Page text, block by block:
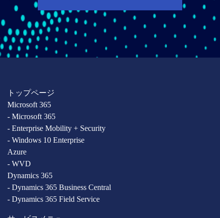
トップページ
Microsoft 365
- Microsoft 365
- Enterprise Mobility + Security
- Windows 10 Enterprise
Azure
- WVD
Dynamics 365
- Dynamics 365 Business Central
- Dynamics 365 Field Service